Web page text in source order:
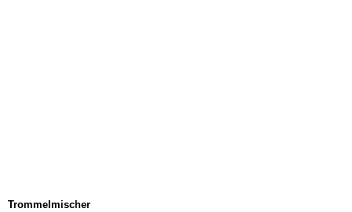
Trommelmischer